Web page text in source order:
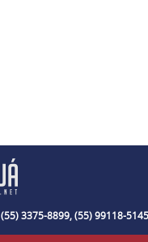
(55) 3375-8899, (55) 99118-